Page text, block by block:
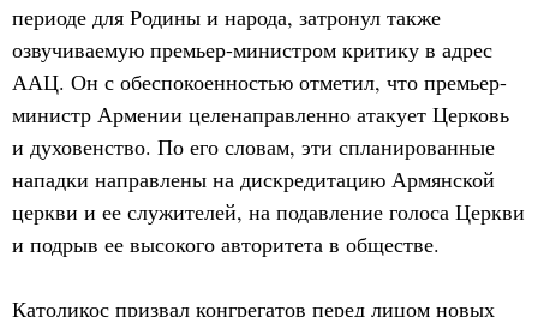
периоде для Родины и народа, затронул также
озвучиваемую премьер-министром критику в адрес
ААЦ. Он с обеспокоенностью отметил, что премьер-
министр Армении целенаправленно атакует Церковь
и духовенство. По его словам, эти спланированные
нападки направлены на дискредитацию Армянской
церкви и ее служителей, на подавление голоса Церкви
и подрыв ее высокого авторитета в обществе.
Католикос призвал конгрегатов перед лицом новых